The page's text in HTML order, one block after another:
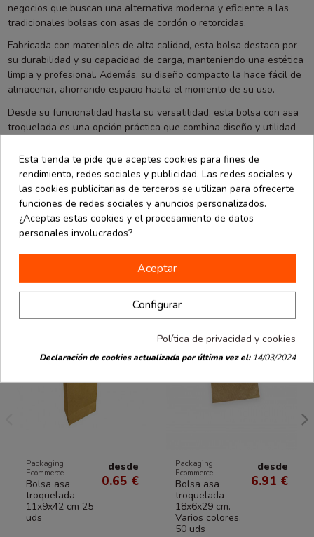
negocios que buscan una alternativa moderna y eficiente a las
tradicionales bolsas con asas de cordón o retorcidas.
Fabricada con materiales de alta calidad, esta bolsa destaca por
su durabilidad y su capacidad de carga, manteniendo una estética
limpia y profesional. Además, su diseño compacto la hace fácil de
almacenar, ahorrando espacio hasta el momento de su uso.
Desde su funcionalidad hasta su versatilidad, esta bolsa con asa
troquelada es una opción práctica que combina diseño y utilidad
de que tus productos destaquen con esta solución de embalaje
eficiente y atractiva!
Packaging
Ecommerce
Bolsa asa
troquelada
11x9x42 cm 25
uds
desde
0.65 €
Packaging
Ecommerce
Bolsa asa
troquelada
18x6x29 cm.
Varios colores.
50 uds
desde
6.91 €
Esta tienda te pide que aceptes cookies para fines de
rendimiento, redes sociales y publicidad. Las redes sociales y
las cookies publicitarias de terceros se utilizan para ofrecerte
funciones de redes sociales y anuncios personalizados.
¿Aceptas estas cookies y el procesamiento de datos
personales involucrados?
Aceptar
Configurar
Política de privacidad y cookies
Declaración de cookies actualizada por última vez el:14/03/2024